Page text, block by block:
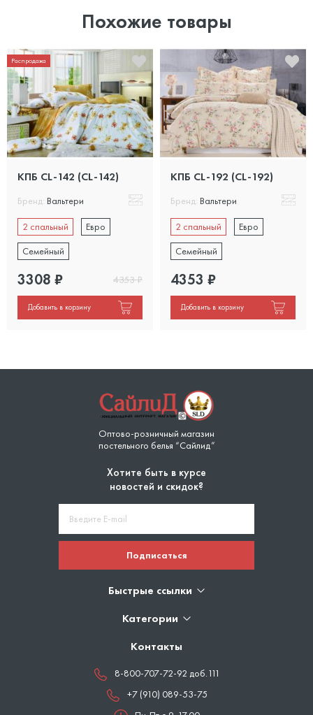
Похожие товары
Распродажа
КПБ CL-142 (CL-142)
Бренд: Вальтери
2 спальный
Евро
Семейный
3308 ₽ 4353₽
Добавить в корзину
КПБ CL-192 (CL-192)
Бренд: Вальтери
2 спальный
Евро
Семейный
4353 ₽
Добавить в корзину
Оптово-розничный магазин
постельного белья “Сайлид”
Хотите быть в курсе
новостей и скидок?
Подписаться
Быстрые ссылки
Категории
Контакты
8-800-707-72-92 доб.111
+7 (910) 089-53-75